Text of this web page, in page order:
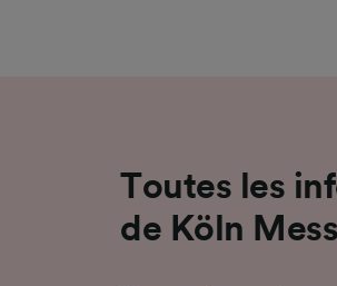
Toutes les
de Köln